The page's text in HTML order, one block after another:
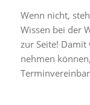
Wenn nicht,
Wissen bei der
zur Seite!
nehmen